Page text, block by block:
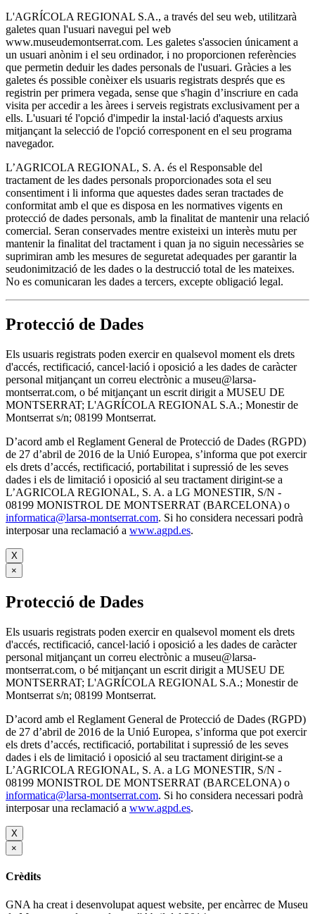
L'AGRÍCOLA REGIONAL S.A., a través del seu web, utilitzarà
galetes quan l'usuari navegui pel web
www.museudemontserrat.com. Les galetes s'associen únicament a
un usuari anònim i el seu ordinador, i no proporcionen referències
que permetin deduir les dades personals de l'usuari. Gràcies a les
galetes és possible conèixer els usuaris registrats després que es
registrin per primera vegada, sense que s'hagin d’inscriure en cada
visita per accedir a les àrees i serveis registrats exclusivament per a
ells. L'usuari té l'opció d'impedir la instal·lació d'aquests arxius
mitjançant la selecció de l'opció corresponent en el seu programa
navegador.
L’AGRICOLA REGIONAL, S. A. és el Responsable del
tractament de les dades personals proporcionades sota el seu
consentiment i li informa que aquestes dades seran tractades de
conformitat amb el que es disposa en les normatives vigents en
protecció de dades personals, amb la finalitat de mantenir una relació
comercial. Seran conservades mentre existeixi un interès mutu per
mantenir la finalitat del tractament i quan ja no siguin necessàries se
suprimiran amb les mesures de seguretat adequades per garantir la
seudonimització de les dades o la destrucció total de les mateixes.
No es comunicaran les dades a tercers, excepte obligació legal.
Protecció de Dades
Els usuaris registrats poden exercir en qualsevol moment els drets
d'accés, rectificació, cancel·lació i oposició a les dades de caràcter
personal mitjançant un correu electrònic a museu@larsa-
montserrat.com, o bé mitjançant un escrit dirigit a MUSEU DE
MONTSERRAT; L'AGRÍCOLA REGIONAL S.A.; Monestir de
Montserrat s/n; 08199 Montserrat.
D’acord amb el Reglament General de Protecció de Dades (RGPD)
de 27 d’abril de 2016 de la Unió Europea, s’informa que pot exercir
els drets d’accés, rectificació, portabilitat i supressió de les seves
dades i els de limitació i oposició al seu tractament dirigint-se a
L’AGRICOLA REGIONAL, S. A. a LG MONESTIR, S/N -
08199 MONISTROL DE MONTSERRAT (BARCELONA) o
informatica@larsa-montserrat.com. Si ho considera necessari podrà
interposar una reclamació a www.agpd.es.
X
×
Protecció de Dades
Els usuaris registrats poden exercir en qualsevol moment els drets
d'accés, rectificació, cancel·lació i oposició a les dades de caràcter
personal mitjançant un correu electrònic a museu@larsa-
montserrat.com, o bé mitjançant un escrit dirigit a MUSEU DE
MONTSERRAT; L'AGRÍCOLA REGIONAL S.A.; Monestir de
Montserrat s/n; 08199 Montserrat.
D’acord amb el Reglament General de Protecció de Dades (RGPD)
de 27 d’abril de 2016 de la Unió Europea, s’informa que pot exercir
els drets d’accés, rectificació, portabilitat i supressió de les seves
dades i els de limitació i oposició al seu tractament dirigint-se a
L’AGRICOLA REGIONAL, S. A. a LG MONESTIR, S/N -
08199 MONISTROL DE MONTSERRAT (BARCELONA) o
informatica@larsa-montserrat.com. Si ho considera necessari podrà
interposar una reclamació a www.agpd.es.
X
×
Crèdits
GNA ha creat i desenvolupat aquest website, per encàrrec de Museu